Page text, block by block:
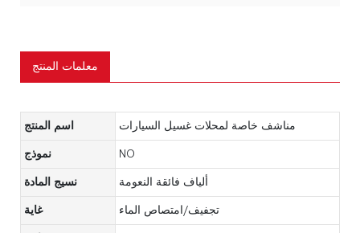
معلمات المنتج
اسم المنتج مناشف خاصة لمحلات غسيل السيارات
نموذج NO
نسيج المادة ألياف فائقة النعومة
غاية تجفيف/امتصاص الماء